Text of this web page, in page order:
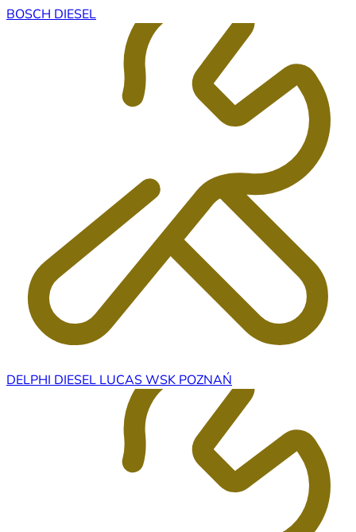
BOSCH DIESEL
DELPHI DIESEL LUCAS WSK POZNAŃ